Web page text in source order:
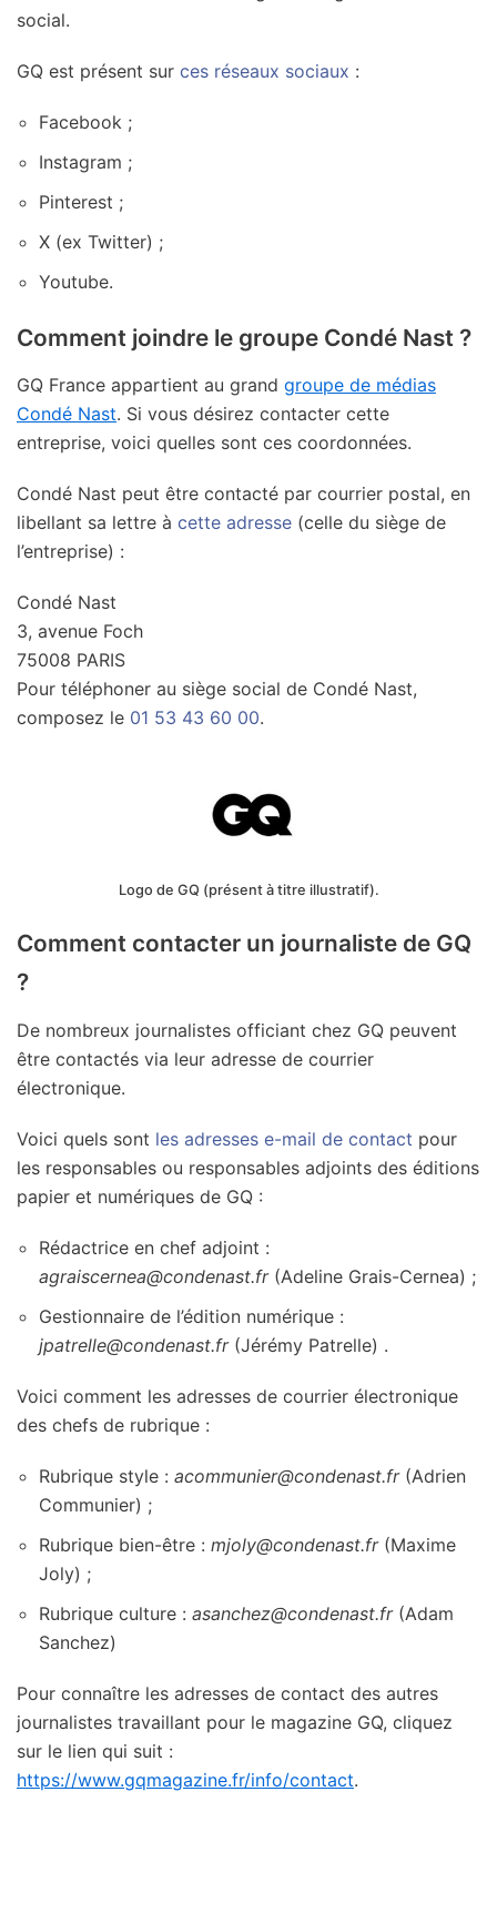
social.
GQ est présent sur ces réseaux sociaux :
Facebook ;
Instagram ;
Pinterest ;
X (ex Twitter) ;
Youtube.
Comment joindre le groupe Condé Nast ?
GQ France appartient au grand groupe de médias
Condé Nast. Si vous désirez contacter cette
entreprise, voici quelles sont ces coordonnées.
Condé Nast peut être contacté par courrier postal, en
libellant sa lettre à cette adresse (celle du siège de
l’entreprise) :
Condé Nast
3, avenue Foch
75008 PARIS
Pour téléphoner au siège social de Condé Nast,
composez le 01 53 43 60 00.
Logo de GQ (présent à titre illustratif).
Comment contacter un journaliste de GQ
?
De nombreux journalistes officiant chez GQ peuvent
être contactés via leur adresse de courrier
électronique.
Voici quels sont les adresses e-mail de contact pour
les responsables ou responsables adjoints des éditions
papier et numériques de GQ :
Rédactrice en chef adjoint :
agraiscernea@condenast.fr(Adeline Grais-Cernea) ;
Gestionnaire de l’édition numérique :
jpatrelle@condenast.fr (Jérémy Patrelle) .
Voici comment les adresses de courrier électronique
des chefs de rubrique :
Rubrique style : acommunier@condenast.fr(Adrien
Communier) ;
Rubrique bien-être : mjoly@condenast.fr(Maxime
Joly) ;
Rubrique culture : asanchez@condenast.fr(Adam
Sanchez)
Pour connaître les adresses de contact des autres
journalistes travaillant pour le magazine GQ, cliquez
sur le lien qui suit :
https://www.gqmagazine.fr/info/contact.